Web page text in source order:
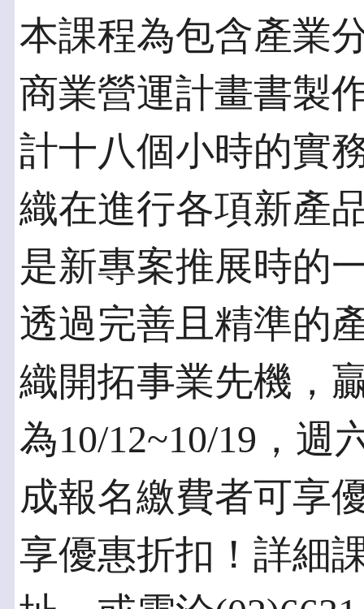
本課程為包含產業
商業營運計畫書製
計十八個小時的實
織在進行各項新產
是新專案推展時的
透過完善且精準的
織開拓事業先機，
為10/12~10/19，週
成報名繳費者可享
享優惠折扣！詳細